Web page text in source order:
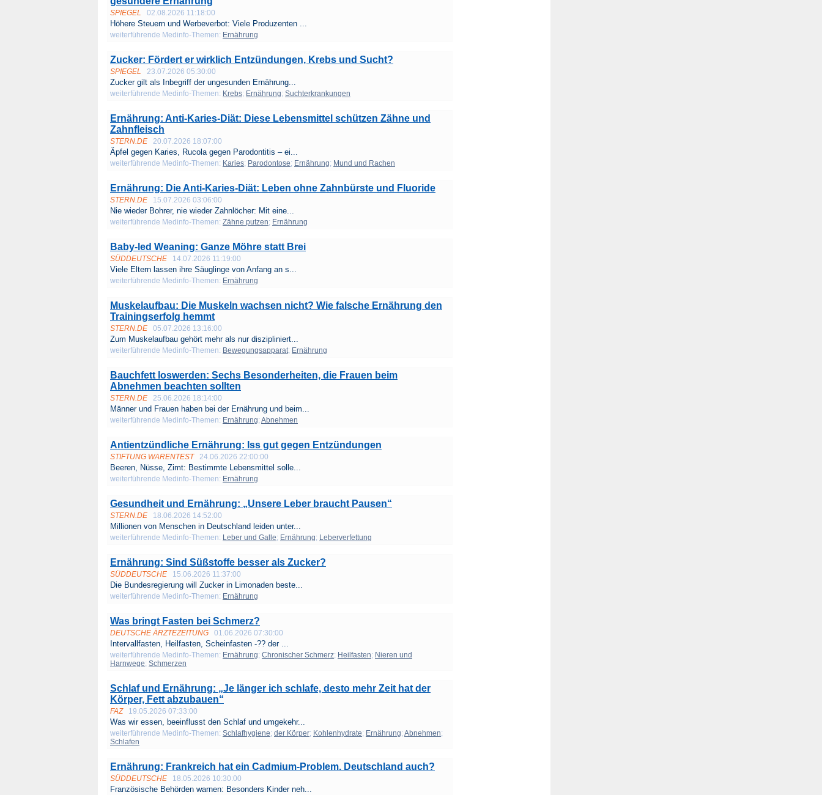
SPIEGEL 02.08.2026 11:18:00
Höhere Steuern und Werbeverbot: Viele Produzenten ...
weiterführende Medinfo-Themen: Ernährung
Zucker: Fördert er wirklich Entzündungen, Krebs und Sucht?
SPIEGEL 23.07.2026 05:30:00
Zucker gilt als Inbegriff der ungesunden Ernährung...
weiterführende Medinfo-Themen: Krebs; Ernährung; Suchterkrankungen
Ernährung: Anti-Karies-Diät: Diese Lebensmittel schützen Zähne und
Zahnfleisch
STERN.DE 20.07.2026 18:07:00
Äpfel gegen Karies, Rucola gegen Parodontitis – ei...
weiterführende Medinfo-Themen: Karies; Parodontose; Ernährung; Mund und Rachen
Ernährung: Die Anti-Karies-Diät: Leben ohne Zahnbürste und Fluoride
STERN.DE 15.07.2026 03:06:00
Nie wieder Bohrer, nie wieder Zahnlöcher: Mit eine...
weiterführende Medinfo-Themen: Zähne putzen; Ernährung
Baby-led Weaning: Ganze Möhre statt Brei
SÜDDEUTSCHE 14.07.2026 11:19:00
Viele Eltern lassen ihre Säuglinge von Anfang an s...
weiterführende Medinfo-Themen: Ernährung
Muskelaufbau: Die Muskeln wachsen nicht? Wie falsche Ernährung den
Trainingserfolg hemmt
STERN.DE 05.07.2026 13:16:00
Zum Muskelaufbau gehört mehr als nur diszipliniert...
weiterführende Medinfo-Themen: Bewegungsapparat; Ernährung
Bauchfett loswerden: Sechs Besonderheiten, die Frauen beim
Abnehmen beachten sollten
STERN.DE 25.06.2026 18:14:00
Männer und Frauen haben bei der Ernährung und beim...
weiterführende Medinfo-Themen: Ernährung; Abnehmen
Antientzündliche Ernährung: Iss gut gegen Entzündungen
STIFTUNG WARENTEST 24.06.2026 22:00:00
Beeren, Nüsse, Zimt: Bestimmte Lebens­mittel solle...
weiterführende Medinfo-Themen: Ernährung
Gesundheit und Ernährung: „Unsere Leber braucht Pausen“
STERN.DE 18.06.2026 14:52:00
Millionen von Menschen in Deutschland leiden unter...
weiterführende Medinfo-Themen: Leber und Galle; Ernährung; Leberverfettung
Ernährung: Sind Süßstoffe besser als Zucker?
SÜDDEUTSCHE 15.06.2026 11:37:00
Die Bundesregierung will Zucker in Limonaden beste...
weiterführende Medinfo-Themen: Ernährung
Was bringt Fasten bei Schmerz?
DEUTSCHE ÄRZTEZEITUNG 01.06.2026 07:30:00
Intervallfasten, Heilfasten, Scheinfasten -?? der ...
weiterführende Medinfo-Themen: Ernährung; Chronischer Schmerz; Heilfasten; Nieren und
Harnwege; Schmerzen
Schlaf und Ernährung: „Je länger ich schlafe, desto mehr Zeit hat der
Körper, Fett abzubauen“
FAZ 19.05.2026 07:33:00
Was wir essen, beeinflusst den Schlaf und umgekehr...
weiterführende Medinfo-Themen: Schlafhygiene; der Körper; Kohlenhydrate; Ernährung; Abnehmen;
Schlafen
Ernährung: Frankreich hat ein Cadmium-Problem. Deutschland auch?
SÜDDEUTSCHE 18.05.2026 10:30:00
Französische Behörden warnen: Besonders Kinder neh...